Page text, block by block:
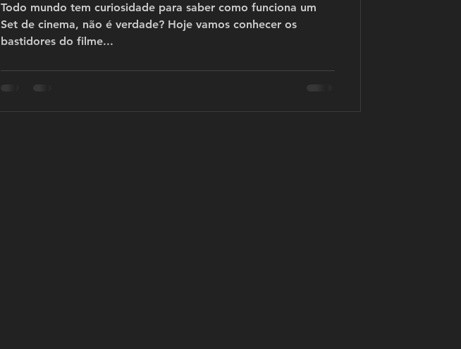
Todo mundo tem curiosidade para saber como funciona um
Set de cinema, não é verdade? Hoje vamos conhecer os
bastidores do filme...